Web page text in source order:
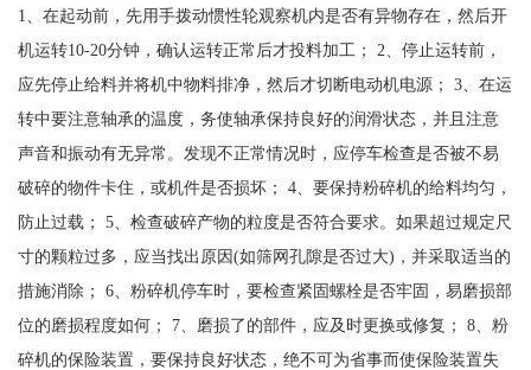
1、在起动前，先用手拨动惯性轮观察机内是否有异物存在，然后开
机运转10-20分钟，确认运转正常后才投料加工； 2、停止运转前，
应先停止给料并将机中物料排净，然后才切断电动机电源； 3、在运
转中要注意轴承的温度，务使轴承保持良好的润滑状态，并且注意
声音和振动有无异常。发现不正常情况时，应停车检查是否被不易
破碎的物件卡住，或机件是否损坏； 4、要保持粉碎机的给料均匀，
防止过载； 5、检查破碎产物的粒度是否符合要求。如果超过规定尺
寸的颗粒过多，应当找出原因(如筛网孔隙是否过大)，并采取适当的
措施消除； 6、粉碎机停车时，要检查紧固螺栓是否牢固，易磨损部
位的磨损程度如何； 7、磨损了的部件，应及时更换或修复； 8、粉
碎机的保险装置，要保持良好状态，绝不可为省事而使保险装置失